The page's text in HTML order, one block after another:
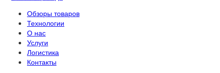
Обзоры товаров
Технологии
О нас
Услуги
Логистика
Контакты